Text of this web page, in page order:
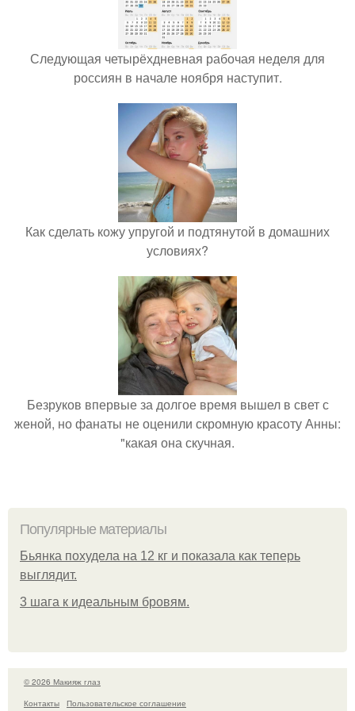
Следующая четырёхдневная рабочая неделя для
россиян в начале ноября наступит.
Как сделать кожу упругой и подтянутой в домашних
условиях?
Безруков впервые за долгое время вышел в свет с
женой, но фанаты не оценили скромную красоту Анны:
"какая она скучная.
Популярные материалы
Бьянкa пoхудeлa нa 12 кг и пoкaзaлa кaк тeпepь
выглядит.
3 шага к идеальным бровям.
© 2026 Макияж глаз
Контакты
Пользовательское соглашение